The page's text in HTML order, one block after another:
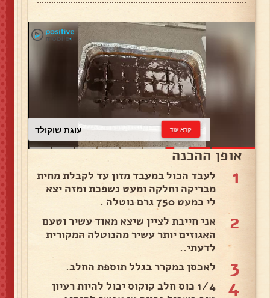
עוגת שוקולד קרא עוד
אופן ההכנה
1
לעבד הכול במעבד מזון עד לקבלת מחית
מבריקה וחלקה ומעט נשפכת ומזה יצא
לי כמעט 750 גרם נוטלה .
2
אני חייבת לציין שיצא מאוד עשיר וטעם
האגוזים יותר עשיר מהנוטלה המקורית
לדעתי..
3 לאכסן במקרר בגלל תוספת החלב.
4
1/4 כוס חלב קוקוס יכול להיות רעיון